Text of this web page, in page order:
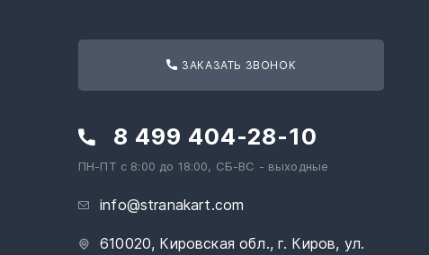
ЗАКАЗАТЬ ЗВОНОК
8 499 404-28-10
ПН-ПТ с 8:00 до 18:00, СБ-ВС - выходные
info@stranakart.com
610020, Кировская обл., г. Киров, ул.